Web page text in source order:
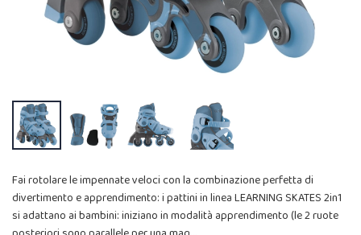
Fai rotolare le impennate veloci con la combinazione perfetta di
divertimento e apprendimento: i pattini in linea LEARNING SKATES 2in1
si adattano ai bambini: iniziano in modalità apprendimento (le 2 ruote